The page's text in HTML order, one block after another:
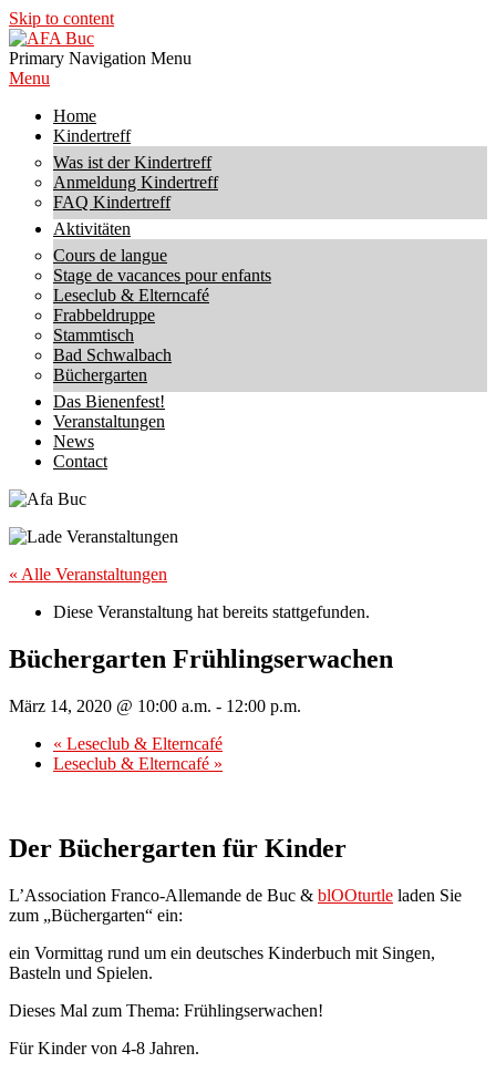
Skip to content
AFA
Buc
Primary Navigation Menu
Menu
Home
Kindertreff
Was ist der Kindertreff
Anmeldung Kindertreff
FAQ Kindertreff
Aktivitäten
Cours de langue
Stage de vacances pour enfants
Leseclub & Elterncafé
Frabbeldruppe
Stammtisch
Bad Schwalbach
Büchergarten
Das Bienenfest!
Veranstaltungen
News
Contact
« Alle Veranstaltungen
Diese Veranstaltung hat bereits stattgefunden.
Büchergarten Frühlingserwachen
März 14, 2020 @ 10:00 a.m. - 12:00 p.m.
« Leseclub & Elterncafé
Leseclub & Elterncafé »
Der Büchergarten für Kinder
L’Association Franco-Allemande de Buc & blOOturtle laden Sie
zum „Büchergarten“ ein:
ein Vormittag rund um ein deutsches Kinderbuch mit Singen,
Basteln und Spielen.
Dieses Mal zum Thema: Frühlingserwachen!
Für Kinder von 4-8 Jahren.